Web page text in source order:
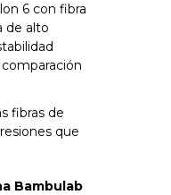
6 con fibra
de alto
fibras de
que
Bambulab